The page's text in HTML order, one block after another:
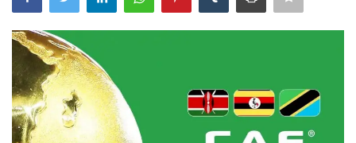
Gallery
Terms & Conditions
Athlétisme
Sports
CAN FÉMININE